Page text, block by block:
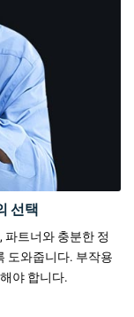
선택
파트너와 충분한 정
도와줍니다. 부작용
야 합니다.